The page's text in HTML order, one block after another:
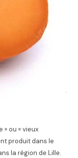
» ou « vieux
produit dans le
la région de Lille.